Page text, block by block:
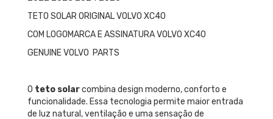
TETO SOLAR ORIGINAL VOLVO XC40
COM LOGOMARCA E ASSINATURA VOLVO XC40
GENUINE VOLVO PARTS
O teto solarcombina design moderno, conforto e
funcionalidade. Essa tecnologia permite maior entrada
de luz natural, ventilação e uma sensação de